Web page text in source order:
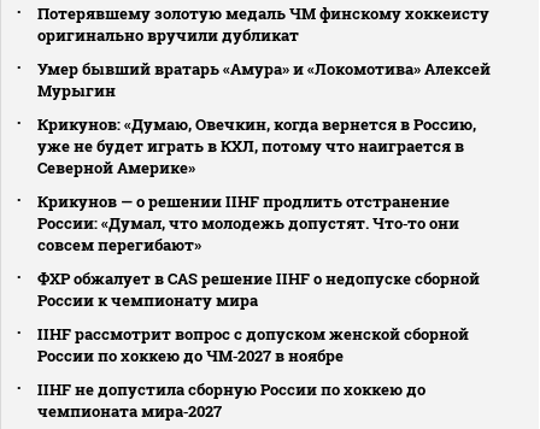
Потерявшему золотую медаль ЧМ финскому хоккеисту
оригинально вручили дубликат
Умер бывший вратарь «Амура» и «Локомотива» Алексей
Мурыгин
Крикунов: «Думаю, Овечкин, когда вернется в Россию,
уже не будет играть в КХЛ, потому что наиграется в
Северной Америке»
Крикунов — о решении IIHF продлить отстранение
России: «Думал, что молодежь допустят. Что‑то они
совсем перегибают»
ФХР обжалует в CAS решение IIHF о недопуске сборной
России к чемпионату мира
IIHF рассмотрит вопрос с допуском женской сборной
России по хоккею до ЧМ‑2027 в ноябре
IIHF не допустила сборную России по хоккею до
чемпионата мира‑2027